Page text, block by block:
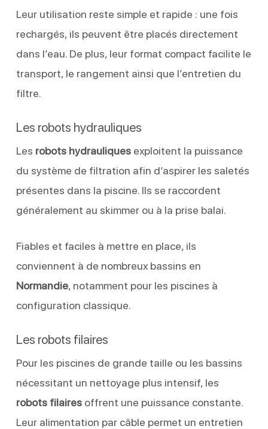
Leur utilisation reste simple et rapide : une fois
rechargés, ils peuvent être placés directement
dans l’eau. De plus, leur format compact facilite le
transport, le rangement ainsi que l’entretien du
filtre.
Les robots hydrauliques
Les robots hydrauliquesexploitent la puissance
du système de filtration afin d’aspirer les saletés
présentes dans la piscine. Ils se raccordent
généralement au skimmer ou à la prise balai.
Fiables et faciles à mettre en place, ils
conviennent à de nombreux bassins en
Normandie, notamment pour les piscines à
configuration classique.
Les robots filaires
Pour les piscines de grande taille ou les bassins
nécessitant un nettoyage plus intensif, les
robots filairesoffrent une puissance constante.
Leur alimentation par câble permet un entretien